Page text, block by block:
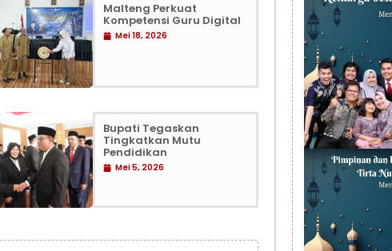
Malteng Perkuat
Kompetensi Guru Digital
Mei 18, 2026
Bupati Tegaskan
Tingkatkan Mutu
Pendidikan
Mei 5, 2026